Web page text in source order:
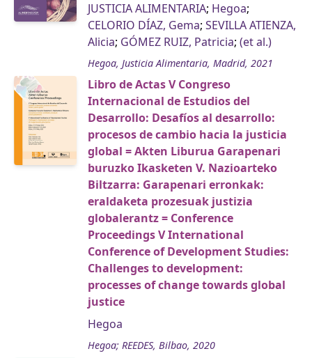
JUSTICIA ALIMENTARIA; Hegoa;
CELORIO DÍAZ, Gema; SEVILLA ATIENZA,
Alicia; GÓMEZ RUIZ, Patricia; (et al.)
Hegoa, Justicia Alimentaria, Madrid, 2021
Libro de Actas V Congreso
Internacional de Estudios del
Desarrollo: Desafíos al desarrollo:
procesos de cambio hacia la justicia
global = Akten Liburua Garapenari
buruzko Ikasketen V. Nazioarteko
Biltzarra: Garapenari erronkak:
eraldaketa prozesuak justizia
globalerantz = Conference
Proceedings V International
Conference of Development Studies:
Challenges to development:
processes of change towards global
justice
Hegoa
Hegoa; REEDES, Bilbao, 2020